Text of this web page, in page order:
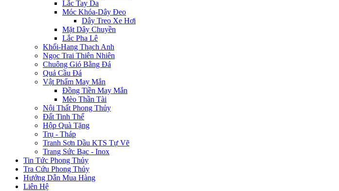
Lắc Tay Da
Móc Khóa-Dây Đeo
Dây Treo Xe Hơi
Mặt Dây Chuyền
Lắc Pha Lê
Khối-Hang Thạch Anh
Ngọc Trai Thiên Nhiên
Chuông Gió Bằng Đá
Quả Cầu Đá
Vật Phẩm May Mắn
Đồng Tiền May Mắn
Mèo Thần Tài
Nội Thất Phong Thủy
Đất Tinh Thể
Hộp Quà Tặng
Trụ - Tháp
Tranh Sơn Dầu KTS Tự Vẽ
Trang Sức Bạc - Inox
Tin Tức Phong Thủy
Tra Cứu Phong Thủy
Hướng Dẫn Mua Hàng
Liên Hệ